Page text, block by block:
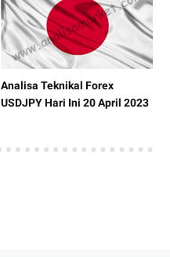
Analisa Teknikal Forex
USDJPY Hari Ini 20 April 2023